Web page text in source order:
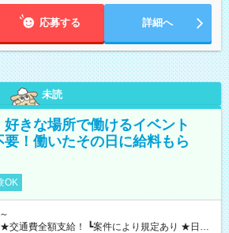
応募する 詳細へ
未読
きな場所で働けるイベント
！働いたその日に給料もら
OK